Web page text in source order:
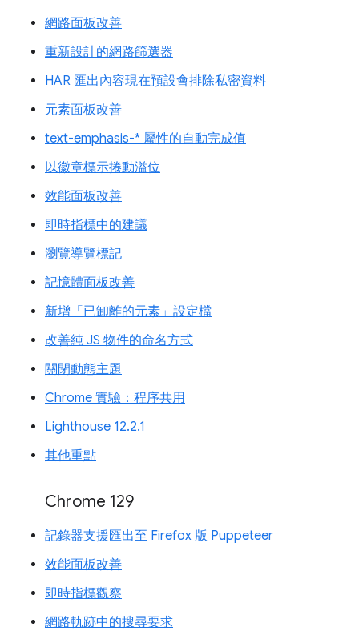
網路面板改善
重新設計的網路篩選器
HAR 匯出內容現在預設會排除私密資料
元素面板改善
text-emphasis-* 屬性的自動完成值
以徽章標示捲動溢位
效能面板改善
即時指標中的建議
瀏覽導覽標記
記憶體面板改善
新增「已卸離的元素」設定檔
改善純 JS 物件的命名方式
關閉動態主題
Chrome 實驗：程序共用
Lighthouse 12.2.1
其他重點
Chrome 129
記錄器支援匯出至 Firefox 版 Puppeteer
效能面板改善
即時指標觀察
網路軌跡中的搜尋要求